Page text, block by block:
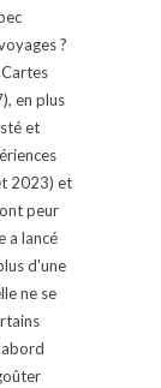
?
en plus
et
2023) et
peur
a lancé
d'une
ne se